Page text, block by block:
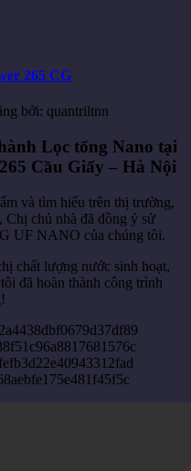
265 CG
bởi: quantriltnn
Lọc tổng Nano tại
Cầu Giấy – Hà Nội
và tìm hiểu trên thị trường,
chủ nhà đã đồng ý sử
UF NANO của chúng tôi.
chất lượng nước sinh hoạt,
đã hoàn thành công trình